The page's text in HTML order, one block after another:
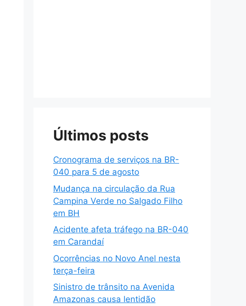
Últimos posts
Cronograma de serviços na BR-
040 para 5 de agosto
Mudança na circulação da Rua
Campina Verde no Salgado Filho
em BH
Acidente afeta tráfego na BR-040
em Carandaí
Ocorrências no Novo Anel nesta
terça-feira
Sinistro de trânsito na Avenida
Amazonas causa lentidão